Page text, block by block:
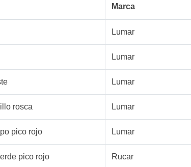
Marca
Lumar
Lumar
Lumar
rosca Lumar
pico rojo Lumar
pico rojo Rucar